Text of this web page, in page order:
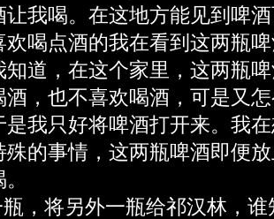
让我喝。在这地方能见到啤
欢喝点酒的我在看到这两瓶
知道，在这个家里，这两瓶
酒，也不喜欢喝酒，可是又
是我只好将啤酒打开来。我
殊的事情，这两瓶啤酒即便
将另外一瓶给祁汉林，谁